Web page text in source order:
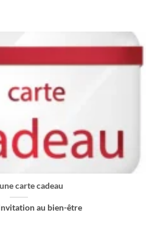
carte cadeau
au bien-être